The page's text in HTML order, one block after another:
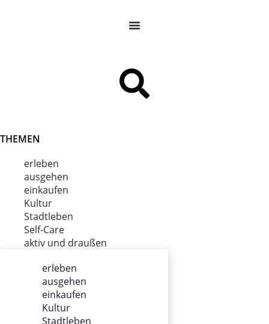
THEMEN
erleben
ausgehen
einkaufen
Kultur
Stadtleben
Self-Care
aktiv und draußen
erleben
ausgehen
einkaufen
Kultur
Stadtleben
ÜBER UNS
Impressum